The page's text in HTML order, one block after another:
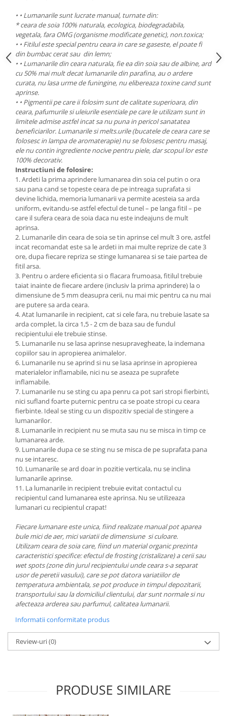
• • Lumanarile sunt lucrate manual, turnate din:
* ceara de soia 100% naturala, ecologica, biodegradabila,
vegetala, fara OMG (organisme modificate genetic), non.toxica;
• • Fitilul este special pentru ceara in care se gaseste, el poate fi
din bumbac cerat sau din lemn;
• • Lumanarile din ceara naturala, fie ea din soia sau de albine, ard
cu 50% mai mult decat lumanarile din parafina, au o ardere
curata, nu lasa urme de funingine, nu elibereaza toxine cand sunt
aprinse.
• • Pigmentii pe care ii folosim sunt de calitate superioara, din
ceara, pafumurile si uleiurile esentiale pe care le utilizam sunt in
limitele admise astfel incat sa nu puna in pericol sanatatea
beneficiarilor. Lumanarile si melts.urile (bucatele de ceara care se
folosesc in lampa de aromaterapie) nu se folosesc pentru masaj,
ele nu contin ingrediente nocive pentru piele, dar scopul lor este
100% decorativ.
Instructiuni de folosire:
1. Ardeti la prima aprindere lumanarea din soia cel putin o ora
sau pana cand se topeste ceara de pe intreaga suprafata si
devine lichida, memoria lumanarii va permite acesteia sa arda
uniform, evitandu-se astfel efectul de tunel – pe langa fitil – pe
care il sufera ceara de soia daca nu este indeajuns de mult
aprinsa.
2. Lumanarile din ceara de soia se tin aprinse cel mult 3 ore, astfel
incat recomandat este sa le ardeti in mai multe reprize de cate 3
ore, dupa fiecare repriza se stinge lumanarea si se taie partea de
fitil arsa.
3. Pentru o ardere eficienta si o flacara frumoasa, fitilul trebuie
taiat inainte de fiecare ardere (inclusiv la prima aprindere) la o
dimensiune de 5 mm deasupra cerii, nu mai mic pentru ca nu mai
are putere sa arda ceara.
4. Atat lumanarile in recipient, cat si cele fara, nu trebuie lasate sa
arda complet, la circa 1,5 - 2 cm de baza sau de fundul
recipientului ele trebuie stinse.
5. Lumanarile nu se lasa aprinse nesupravegheate, la indemana
copiilor sau in apropierea animalelor.
6. Lumanarile nu se aprind si nu se lasa aprinse in apropierea
materialelor inflamabile, nici nu se aseaza pe suprafete
inflamabile.
7. Lumanarile nu se sting cu apa penru ca pot sari stropi fierbinti,
nici sufland foarte puternic pentru ca se poate stropi cu ceara
fierbinte. Ideal se sting cu un dispozitiv special de stingere a
lumanarilor.
8. Lumanarile in recipient nu se muta sau nu se misca in timp ce
lumanarea arde.
9. Lumanarile dupa ce se sting nu se misca de pe suprafata pana
nu se intaresc.
10. Lumanarile se ard doar in pozitie verticala, nu se inclina
lumanarile aprinse.
11. La lumanarile in recipient trebuie evitat contactul cu
recipientul cand lumanarea este aprinsa. Nu se utilizeaza
lumanari cu recipientul crapat!
Fiecare lumanare este unica, fiind realizate manual pot aparea
bule mici de aer, mici variatii de dimensiune si culoare.
Utilizam ceara de soia care, fiind un material organic prezinta
caracteristici specifice: efectul de frosting (cristalizare) a cerii sau
wet spots (zone din jurul recipientului unde ceara s-a separat
usor de peretii vasului), care se pot datora variatiilor de
temperatura ambientala, se pot produce in timpul depozitarii,
transportului sau la domiciliul clientului, dar sunt normale si nu
afecteaza arderea sau parfumul, calitatea lumanarii.
Informatii conformitate produs
Review-uri(0)
PRODUSE SIMILARE